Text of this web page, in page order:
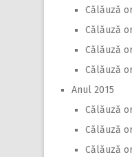
Călăuză
Călăuză
Călăuză
Călăuză
Anul 2015
Călăuză
Călăuză
Călăuză